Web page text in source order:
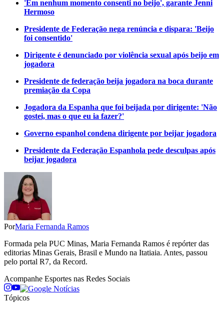
'Em nenhum momento consenti no beijo', garante Jenni
Hermoso
Presidente de Federação nega renúncia e dispara: 'Beijo
foi consentido'
Dirigente é denunciado por violência sexual após beijo em
jogadora
Presidente de federação beija jogadora na boca durante
premiação da Copa
Jogadora da Espanha que foi beijada por dirigente: 'Não
gostei, mas o que eu ia fazer?'
Governo espanhol condena dirigente por beijar jogadora
Presidente da Federação Espanhola pede desculpas após
beijar jogadora
PorMaria Fernanda Ramos
Formada pela PUC Minas, Maria Fernanda Ramos é repórter das
editorias Minas Gerais, Brasil e Mundo na Itatiaia. Antes, passou
pelo portal R7, da Record.
Acompanhe Esportes nas Redes Sociais
Tópicos